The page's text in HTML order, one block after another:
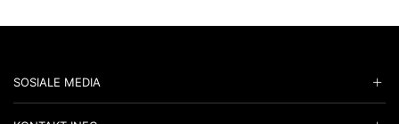
SOSIALE MEDIA